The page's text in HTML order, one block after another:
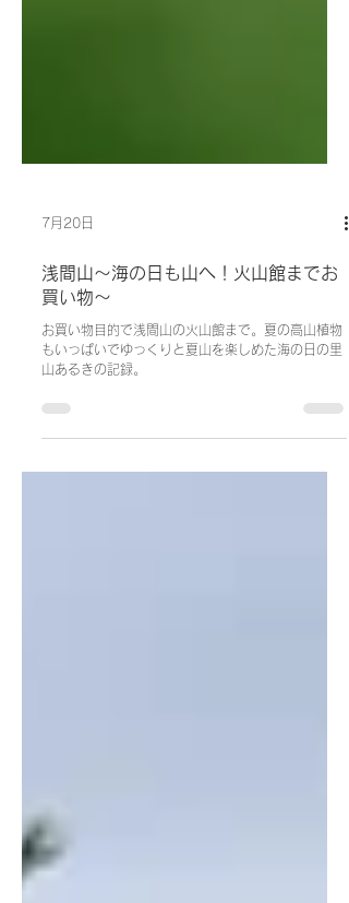
7月20日
浅間山～海の日も山へ！火山館までお
買い物～
もいっぱいでゆっくりと夏山を楽しめた海の日の里
山あるきの記録。